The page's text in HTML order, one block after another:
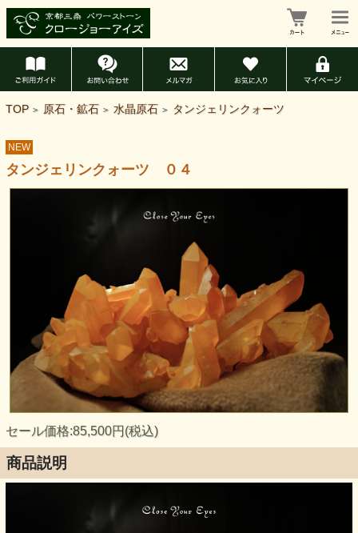
TOP > 原石・鉱石 > 水晶原石 > タンジェリンクォーツ
NEW
タンジェリンクォーツ ０４
セール価格:85,500円(税込)
商品説明